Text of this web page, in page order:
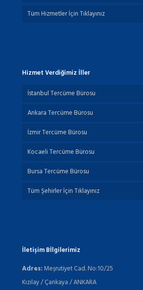
Tüm Hizmetler İçin Tıklayınız
Hizmet Verdiğimiz İller
İstanbul Tercüme Bürosu
Ankara Tercüme Bürosu
İzmir Tercüme Bürosu
Kocaeli Tercüme Bürosu
Bursa Tercüme Bürosu
Tüm Şehirler İçin Tıklayınız
İletişim Bİlgilerimiz
Adres:Meşrutiyet Cad. No:10/25
Kızılay / Çankaya / ANKARA